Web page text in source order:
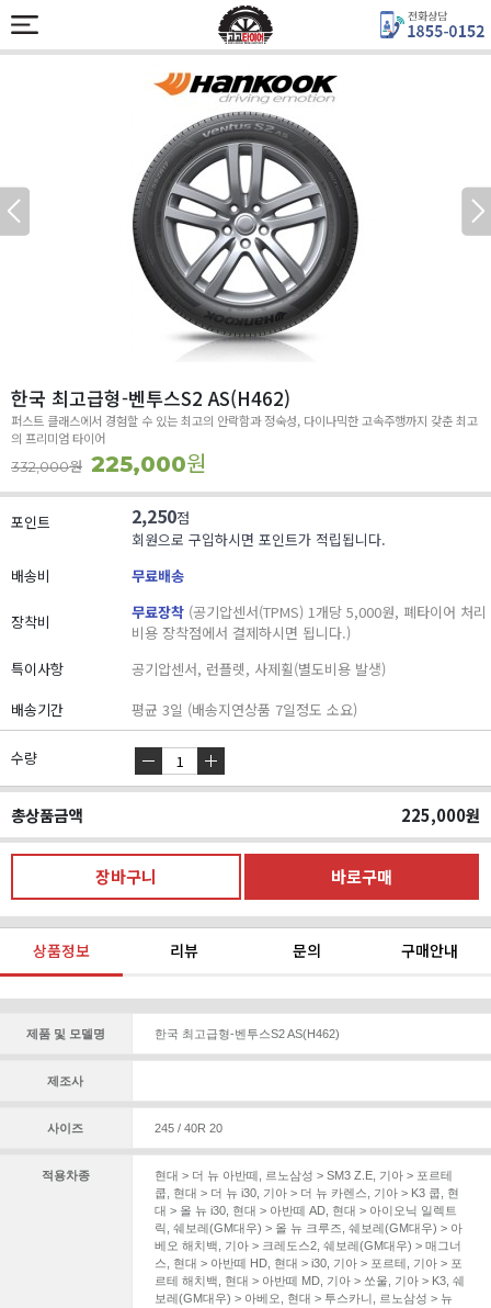
한국 최고급형-벤투스S2 AS(H462)
퍼스트 클래스에서 경험할 수 있는 최고의 안락함과 정숙성, 다이나믹한 고속주행까지 갖춘 최고
의 프리미엄 타이어
332,000원 225,000원
포인트 2,250점
회원으로 구입하시면 포인트가 적립됩니다.
배송비
무료배송
장착비 무료장착 (공기압센서(TPMS) 1개당 5,000원, 폐타이어 처리
비용 장착점에서 결제하시면 됩니다.)
특이사항
공기압센서, 런플렛, 사제휠(별도비용 발생)
배송기간
평균 3일 (배송지연상품 7일정도 소요)
수량
총상품금액 225,000원
상품정보 리뷰 문의 구매안내
제품 및 모델명 한국 최고급형-벤투스S2 AS(H462)
제조사
사이즈 245 / 40R 20
적용차종 현대 > 더 뉴 아반떼 르노삼성 > SM3 Z.E, 기아 > 포르테
쿱
현대 > 더 뉴 i30, 기아 > 더 뉴 카렌스 기아 > K3 쿱
현
대 > 올 뉴 i30, 현대 > 아반떼 AD, 현대 > 아이오닉 일렉트
릭 쉐보레(GM대우) > 올 뉴 크루즈 쉐보레(GM대우) > 아
베오 해치백
기아 > 크레도스2, 쉐보레(GM대우) > 매그너
스
현대 > 아반떼 HD, 현대 > i30, 기아 > 포르테
기아 > 포
르테 해치백
현대 > 아반떼 MD, 기아 > 쏘울 기아 > K3, 쉐
보레(GM대우) > 아베오
현대 > 투스카니
르노삼성 > 뉴